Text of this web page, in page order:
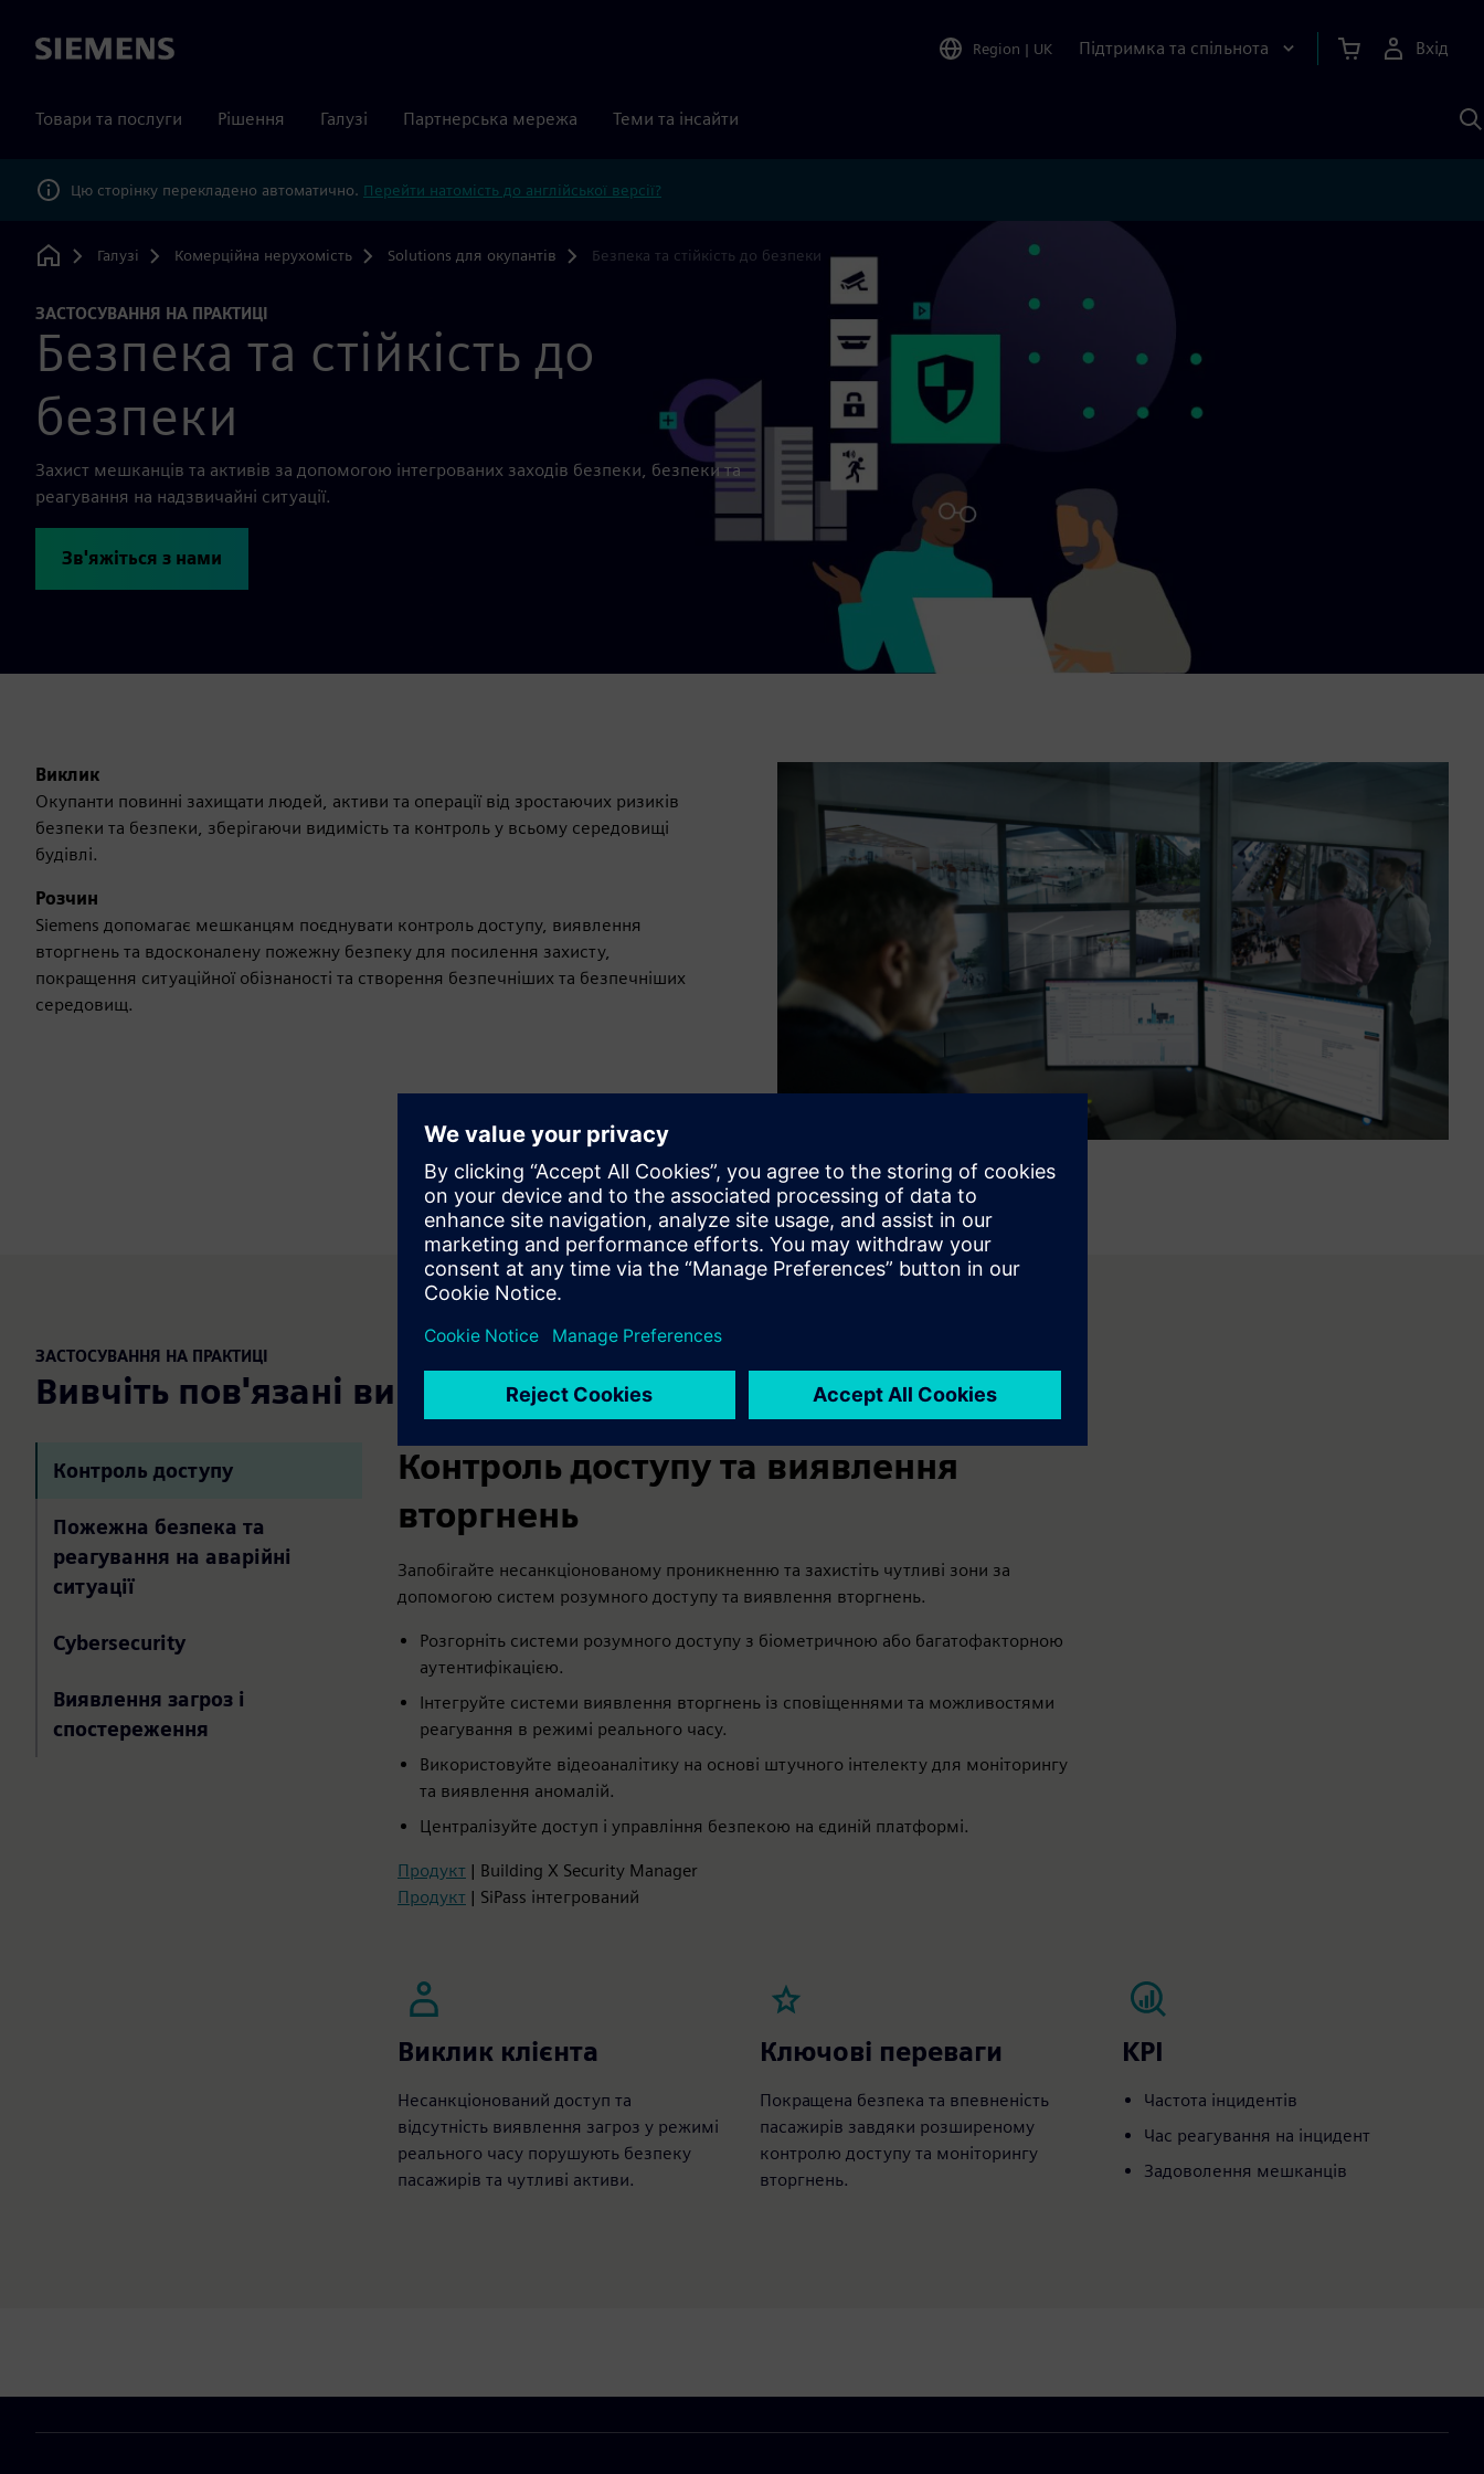
Siemens Region | UK Підтримка та спільнота Вхід
Товари та послуги Рішення Галузі Партнерська мережа Теми та інсайти
Цю сторінку перекладено автоматично. Перейти натомість до англійської версії?
Home
Галузі Комерційна нерухомість Solutions для окупантів Безпека та стійкість до безпеки
ЗАСТОСУВАННЯ НА ПРАКТИЦІ
Безпека та стійкість до
безпеки
Захист мешканців та активів за допомогою інтегрованих заходів безпеки, безпеки та
реагування на надзвичайні ситуації.
Зв'яжіться з нами
Виклик
Окупанти повинні захищати людей, активи та операції від зростаючих ризиків
безпеки та безпеки, зберігаючи видимість та контроль у всьому середовищі
будівлі.
Розчин
Siemens допомагає мешканцям поєднувати контроль доступу, виявлення
вторгнень та вдосконалену пожежну безпеку для посилення захисту,
покращення ситуаційної обізнаності та створення безпечніших та безпечніших
середовищ.
ЗАСТОСУВАННЯ НА ПРАКТИЦІ
Вивчіть пов'язані випадки використання
Контроль доступу
Пожежна безпека та
реагування на аварійні
ситуації
Cybersecurity
Виявлення загроз і
спостереження
Контроль доступу та виявлення
вторгнень
Запобігайте несанкціонованому проникненню та захистіть чутливі зони за
допомогою систем розумного доступу та виявлення вторгнень.
Розгорніть системи розумного доступу з біометричною або багатофакторною
аутентифікацією.
Інтегруйте системи виявлення вторгнень із сповіщеннями та можливостями
реагування в режимі реального часу.
Використовуйте відеоаналітику на основі штучного інтелекту для моніторингу
та виявлення аномалій.
Централізуйте доступ і управління безпекою на єдиній платформі.
Продукт | Building X Security Manager
Продукт | SiPass інтегрований
Виклик клієнта
Несанкціонований доступ та
відсутність виявлення загроз у режимі
реального часу порушують безпеку
пасажирів та чутливі активи.
Ключові переваги
Покращена безпека та впевненість
пасажирів завдяки розширеному
контролю доступу та моніторингу
вторгнень.
KPI
Частота інцидентів
Час реагування на інцидент
Задоволення мешканців